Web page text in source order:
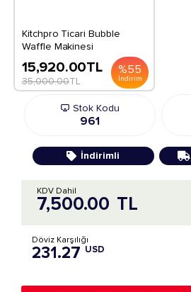
Kitchpro Ticari Bubble
Waffle Makinesi
%55
İndirim
15,920.00TL
35,000.00TL
Stok Kodu
961
İndirimli
7,500.00 TL
KDV Dahil
Döviz Karşılığı
231.27 USD